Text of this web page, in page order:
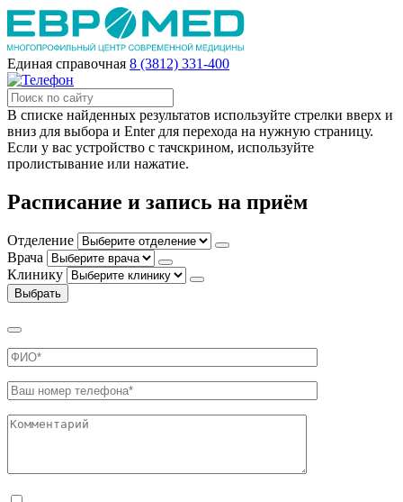
Единая справочная 8 (3812) 331-400
В списке найденных результатов используйте стрелки вверх и
вниз для выбора и Enter для перехода на нужную страницу.
Если у вас устройство с тачскрином, используйте
пролистывание или нажатие.
Расписание и запись на приём
Отделение
Врача
Клинику
Выбрать